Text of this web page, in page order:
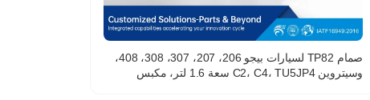
صمام TP82 لسيارات بيجو 206، 207، 307، 308، 408،
وسيتروين C2، C4، TU5JP4 سعة 1.6 لتر، مكبس